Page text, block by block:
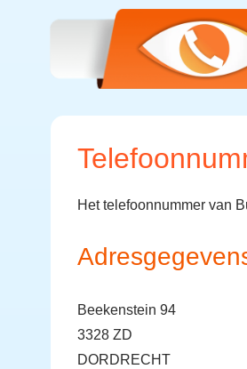
Het telefoonnummer van
Beekenstein 94
3328 ZD
DORDRECHT